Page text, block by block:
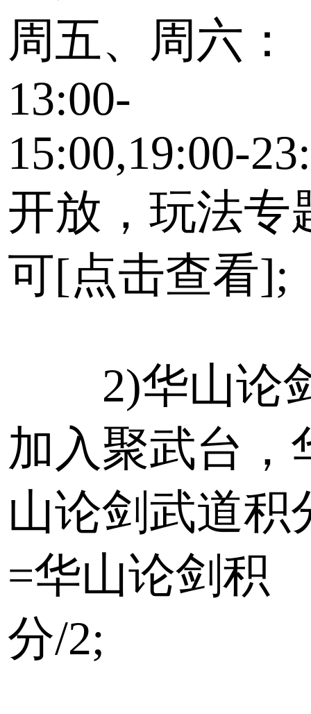
周五、周六：
13:00-
15:00,19:00-
开放，玩法专
可[点击查看];
2)华山论
加入聚武台，
山论剑武道积
=华山论剑积
分/2;